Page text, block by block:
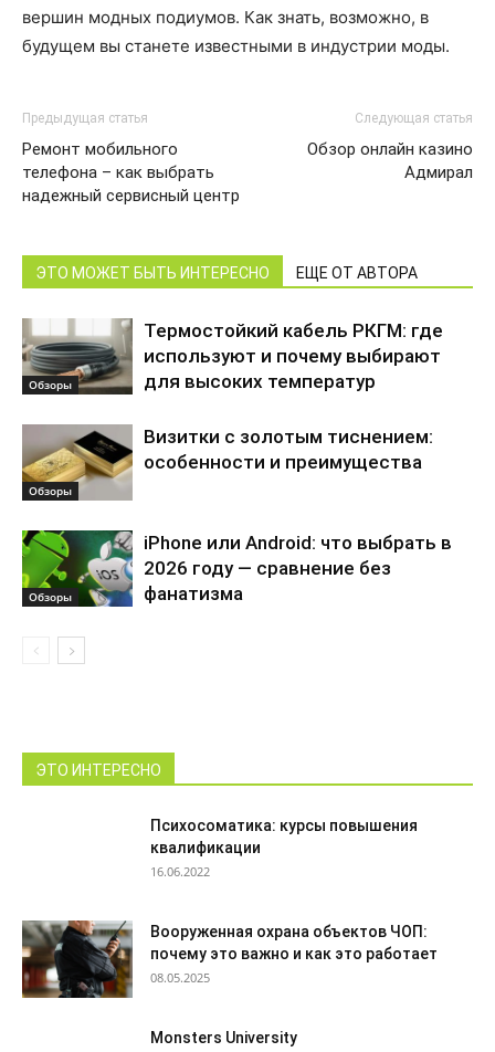
вершин модных подиумов. Как знать, возможно, в
будущем вы станете известными в индустрии моды.
Предыдущая статья
Ремонт мобильного
телефона – как выбрать
надежный сервисный центр
Следующая статья
Обзор онлайн казино
Адмирал
ЭТО МОЖЕТ БЫТЬ ИНТЕРЕСНО ЕЩЕ ОТ АВТОРА
Обзоры
Термостойкий кабель РКГМ: где
используют и почему выбирают
для высоких температур
Обзоры
Визитки с золотым тиснением:
особенности и преимущества
Обзоры
iPhone или Android: что выбрать в
2026 году — сравнение без
фанатизма
ЭТО ИНТЕРЕСНО
Психосоматика: курсы повышения
квалификации
16.06.2022
Вооруженная охрана объектов ЧОП:
почему это важно и как это работает
08.05.2025
Monsters University